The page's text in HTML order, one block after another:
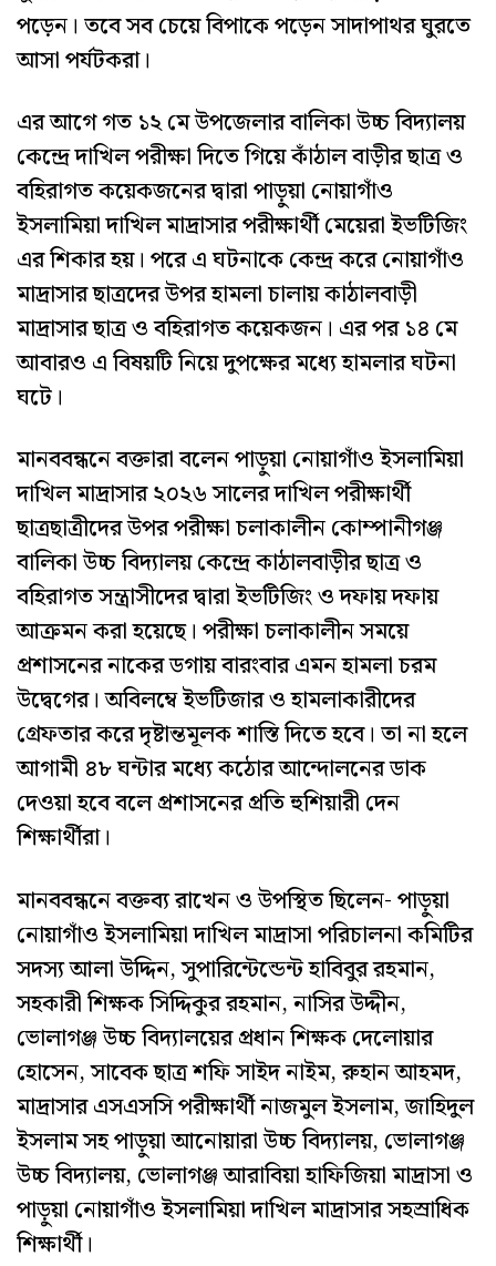
পড়েন। তবে সব চেয়ে বিপাকে পড়েন সাদাপাথর ঘুরতে
আসা পর্যটকরা।
এর আগে গত ১২ মে উপজেলার বালিকা উচ্চ বিদ্যালয়
কেন্দ্রে দাখিল পরীক্ষা দিতে গিয়ে কাঁঠাল বাড়ীর ছাত্র ও
বহিরাগত কয়েকজনের দ্বারা পাড়ুয়া নোয়াগাঁও
ইসলামিয়া দাখিল মাদ্রাসার পরীক্ষার্থী মেয়েরা ইভটিজিং
এর শিকার হয়। পরে এ ঘটনাকে কেন্দ্র করে নোয়াগাঁও
মাদ্রাসার ছাত্রদের উপর হামলা চালায় কাঠালবাড়ী
মাদ্রাসার ছাত্র ও বহিরাগত কয়েকজন। এর পর ১৪ মে
আবারও এ বিষয়টি নিয়ে দুপক্ষের মধ্যে হামলার ঘটনা
ঘটে।
মানববন্ধনে বক্তারা বলেন পাড়ুয়া নোয়াগাঁও ইসলামিয়া
দাখিল মাদ্রাসার ২০২৬ সালের দাখিল পরীক্ষার্থী
ছাত্রছাত্রীদের উপর পরীক্ষা চলাকালীন কোম্পানীগঞ্জ
বালিকা উচ্চ বিদ্যালয় কেন্দ্রে কাঠালবাড়ীর ছাত্র ও
বহিরাগত সন্ত্রাসীদের দ্বারা ইভটিজিং ও দফায় দফায়
আক্রমন করা হয়েছে। পরীক্ষা চলাকালীন সময়ে
প্রশাসনের নাকের ডগায় বারংবার এমন হামলা চরম
উদ্বেগের। অবিলম্বে ইভটিজার ও হামলাকারীদের
গ্রেফতার করে দৃষ্টান্তমূলক শাস্তি দিতে হবে। তা না হলে
আগামী ৪৮ ঘন্টার মধ্যে কঠোর আন্দোলনের ডাক
দেওয়া হবে বলে প্রশাসনের প্রতি হুশিয়ারী দেন
শিক্ষার্থীরা।
মানববন্ধনে বক্তব্য রাখেন ও উপস্থিত ছিলেন- পাড়ুয়া
নোয়াগাঁও ইসলামিয়া দাখিল মাদ্রাসা পরিচালনা কমিটির
সদস্য আলা উদ্দিন, সুপারিন্টেন্ডেন্ট হাবিবুর রহমান,
সহকারী শিক্ষক সিদ্দিকুর রহমান, নাসির উদ্দীন,
ভোলাগঞ্জ উচ্চ বিদ্যালয়ের প্রধান শিক্ষক দেলোয়ার
হোসেন, সাবেক ছাত্র শফি সাইদ নাইম, রুহান আহমদ,
মাদ্রাসার এসএসসি পরীক্ষার্থী নাজমুল ইসলাম, জাহিদুল
ইসলাম সহ পাড়ুয়া আনোয়ারা উচ্চ বিদ্যালয়, ভোলাগঞ্জ
উচ্চ বিদ্যালয়, ভোলাগঞ্জ আরাবিয়া হাফিজিয়া মাদ্রাসা ও
পাড়ুয়া নোয়াগাঁও ইসলামিয়া দাখিল মাদ্রাসার সহস্রাধিক
শিক্ষার্থী।